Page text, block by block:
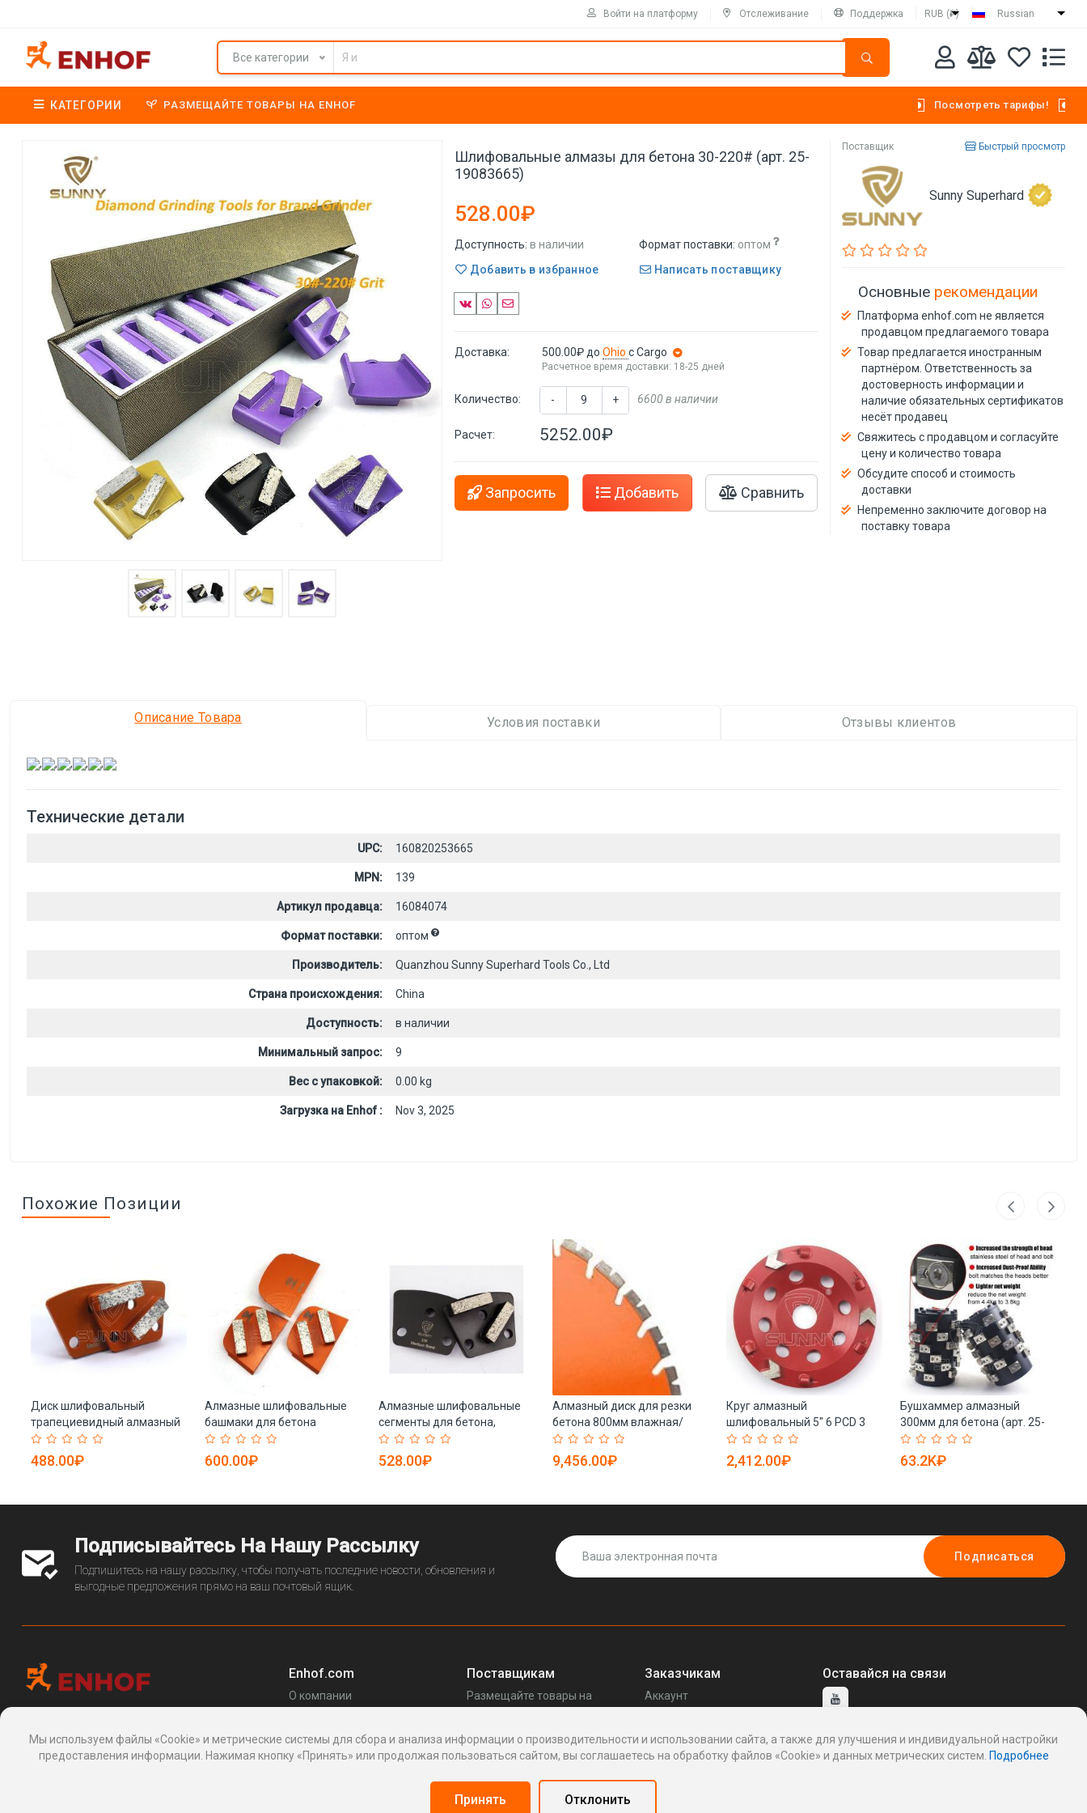
Войти на платформу Отслеживание Поддержка RUB (₽) Russian
Все категории
КАТЕГОРИИ РАЗМЕЩАЙТЕ ТОВАРЫ НА ENHOF Посмотреть тарифы!
Шлифовальные алмазы для бетона 30-220# (арт. 25-
19083665)
528.00₽
Доступность: в наличии Формат поставки: оптом
Добавить в избранное
Написать поставщику
Доставка: 500.00₽ доOhioс Cargo
Расчетное время доставки: 18-25 дней
Количество: - + 6600 в наличии
Расчет: 5252.00₽
Запросить Добавить Сравнить
Поставщик Быстрый просмотр
Sunny Superhard
Основные рекомендации
Платформа enhof.com не является
продавцом предлагаемого товара
Товар предлагается иностранным
партнёром. Ответственность за
достоверность информации и
наличие обязательных сертификатов
несёт продавец
Свяжитесь с продавцом и согласуйте
цену и количество товара
Обсудите способ и стоимость
доставки
Непременно заключите договор на
поставку товара
Описание Товара Условия поставки Отзывы клиентов
, , , , ,
Технические детали
UPC: 160820253665
MPN: 139
Артикул продавца: 16084074
Формат поставки: оптом
Производитель: Quanzhou Sunny Superhard Tools Co., Ltd
Страна происхождения: China
Доступность: в наличии
Минимальный запрос: 9
Вес с упаковкой: 0.00 kg
Загрузка на Enhof : Nov 3, 2025
Похожие Позиции
Диск шлифовальный
трапециевидный алмазный
2 сегмента (арт. 25-
19083468)
488.00₽
Алмазные шлифовальные
башмаки для бетона
трапециевидные (арт. 25-
19083464)
600.00₽
Алмазные шлифовальные
сегменты для бетона,
быстросъемные (арт. 25-
19083826)
528.00₽
Алмазный диск для резки
бетона 800мм влажная/
сухая (арт. 25-19083366)
9,456.00₽
Круг алмазный
шлифовальный 5" 6 PCD 3
сегмента (арт. 25-19083715)
2,412.00₽
Бушхаммер алмазный
300мм для бетона (арт. 25-
19083691)
63.2K₽
Подписывайтесь На Нашу Рассылку
Подпишитесь на нашу рассылку, чтобы получать последние новости, обновления и
выгодные предложения прямо на ваш почтовый ящик.
Подписаться
, 24, Макаренко, Сочи, Краснодарский
край 354003, Россия
Enhof.com
О компании
Блог
Поставщикам
Размещайте товары на
Как это работает
Заказчикам
Аккаунт
Написать поставщику
Реквизиты
Оставайся на связи
Мы используем файлы «Cookie» и метрические системы для сбора и анализа информации о производительности и использовании сайта, а также для улучшения и индивидуальной настройки
предоставления информации. Нажимая кнопку «Принять» или продолжая пользоваться сайтом, вы соглашаетесь на обработку файлов «Cookie» и данных метрических систем. Подробнее
Принять Отклонить